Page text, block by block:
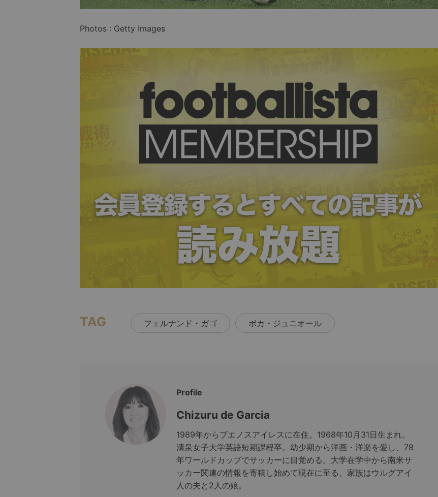
Photos : Getty Images
TAG フェルナンド・ガゴ ボカ・ジュニオール
Profile
Chizuru de Garcia
1989年からブエノスアイレスに在住。1968年10月31日生まれ。
清泉女子大学英語短期課程卒。幼少期から洋画・洋楽を愛し、78
年ワールドカップでサッカーに目覚める。大学在学中から南米サ
ッカー関連の情報を寄稿し始めて現在に至る。家族はウルグアイ
人の夫と2人の娘。